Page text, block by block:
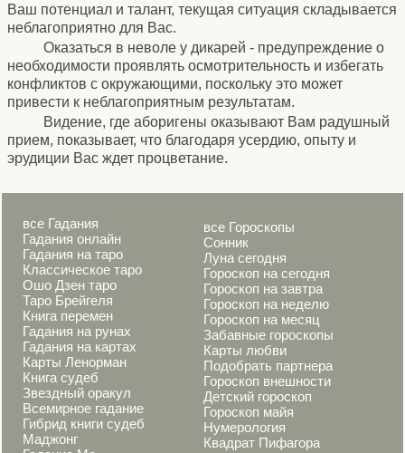
Ваш потенциал и талант, текущая ситуация складывается
неблагоприятно для Вас.
Оказаться в неволе у дикарей - предупреждение о
необходимости проявлять осмотрительность и избегать
конфликтов с окружающими, поскольку это может
привести к неблагоприятным результатам.
Видение, где аборигены оказывают Вам радушный
прием, показывает, что благодаря усердию, опыту и
эрудиции Вас ждет процветание.
все Гадания
Гадания онлайн
Гадания на таро
Классическое таро
Ошо Дзен таро
Таро Брейгеля
Книга перемен
Гадания на рунах
Гадания на картах
Карты Ленорман
Книга судеб
Звездный оракул
Всемирное гадание
Гибрид книги судеб
Маджонг
все Гороскопы
Сонник
Луна сегодня
Гороскоп на сегодня
Гороскоп на завтра
Гороскоп на неделю
Гороскоп на месяц
Забавные гороскопы
Карты любви
Подобрать партнера
Гороскоп внешности
Детский гороскоп
Гороскоп майя
Нумерология
Квадрат Пифагора